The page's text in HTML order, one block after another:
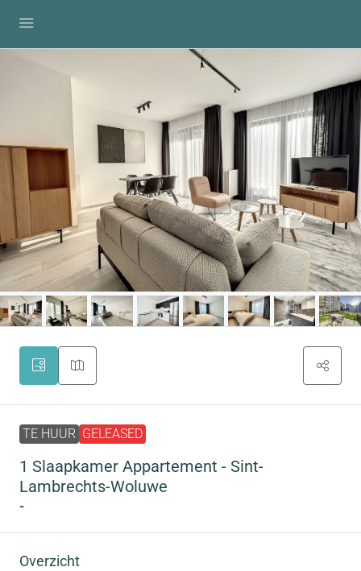
TE HUUR GELEASED
1 Slaapkamer Appartement - Sint-
Lambrechts-Woluwe
-
Overzicht